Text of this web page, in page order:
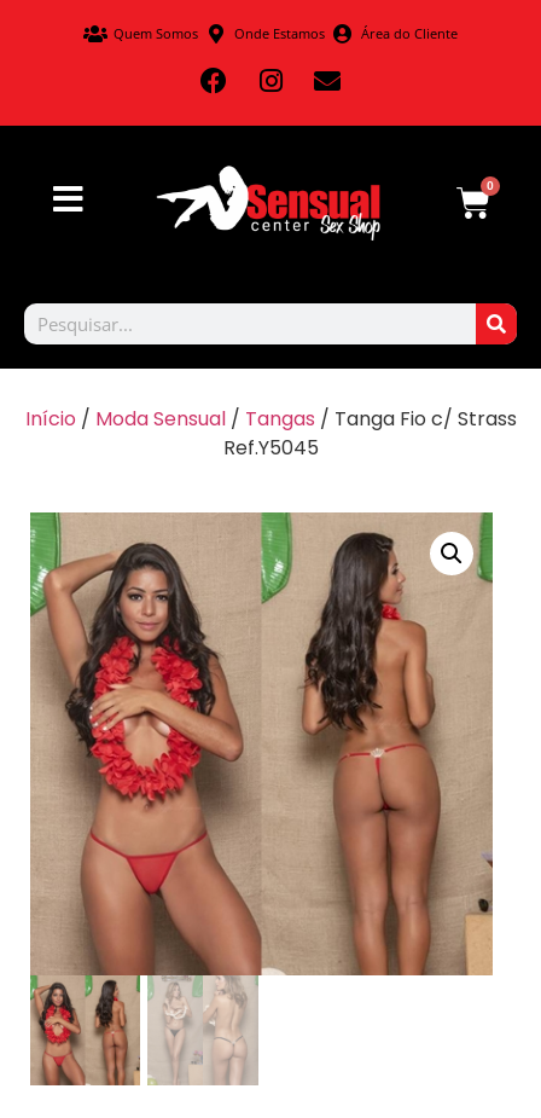
Quem Somos Onde Estamos Área do Cliente
0
Início / Moda Sensual/ Tangas / Tanga Fio c/ Strass
Ref.Y5045